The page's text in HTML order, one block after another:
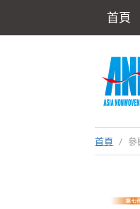
首頁
首頁 / 參